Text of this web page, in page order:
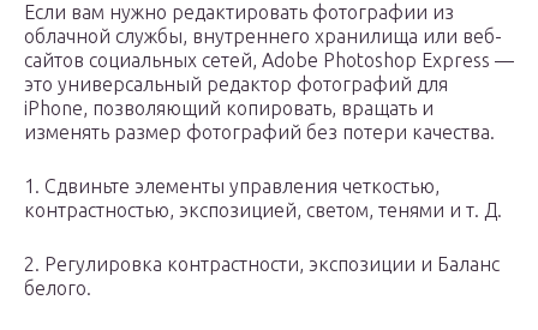
Если вам нужно редактировать фотографии из
облачной службы, внутреннего хранилища или веб-
сайтов социальных сетей, Adobe Photoshop Express —
это универсальный редактор фотографий для
iPhone, позволяющий копировать, вращать и
изменять размер фотографий без потери качества.
1. Сдвиньте элементы управления четкостью,
контрастностью, экспозицией, светом, тенями и т. Д.
2. Регулировка контрастности, экспозиции и Баланс
белого.